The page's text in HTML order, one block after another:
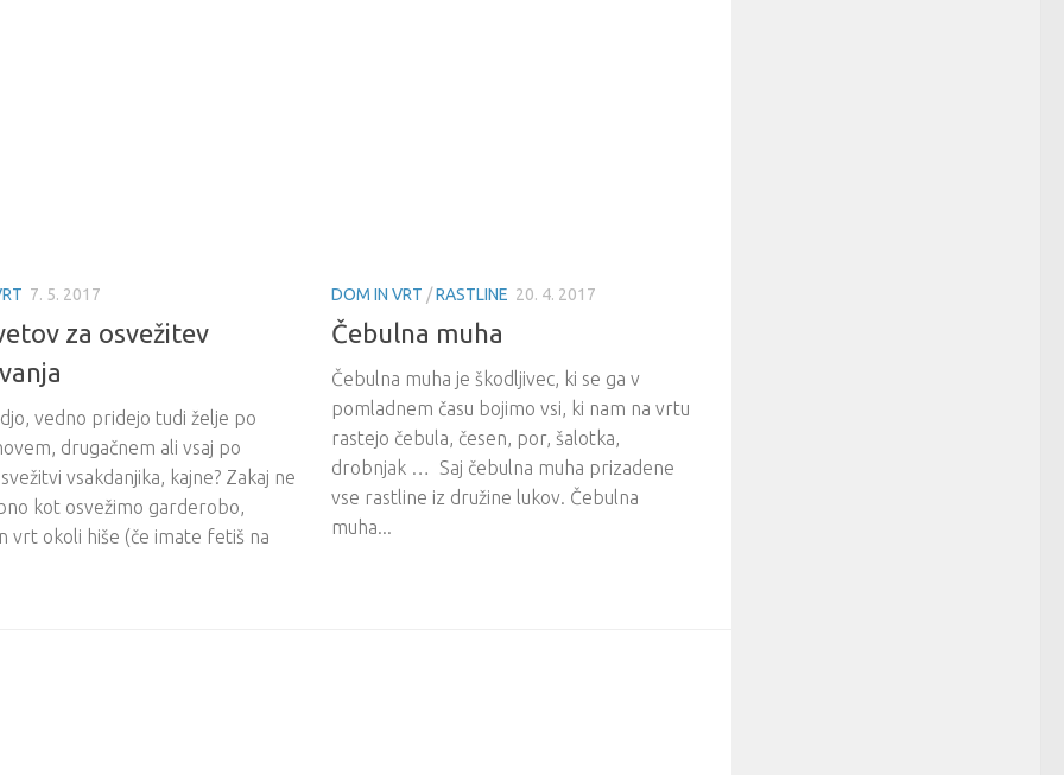
7. 5. 2017
za osvežitev
vedno pridejo tudi želje po
drugačnem ali vsaj po
vsakdanjika, kajne? Zakaj ne
kot osvežimo garderobo,
vrt okoli hiše (če imate fetiš na
DOM IN VRT /RASTLINE 20. 4. 2017
Čebulna muha
Čebulna muha je škodljivec, ki se ga v
pomladnem času bojimo vsi, ki nam na vrtu
rastejo čebula, česen, por, šalotka,
drobnjak … Saj čebulna muha prizadene
vse rastline iz družine lukov. Čebulna
muha...